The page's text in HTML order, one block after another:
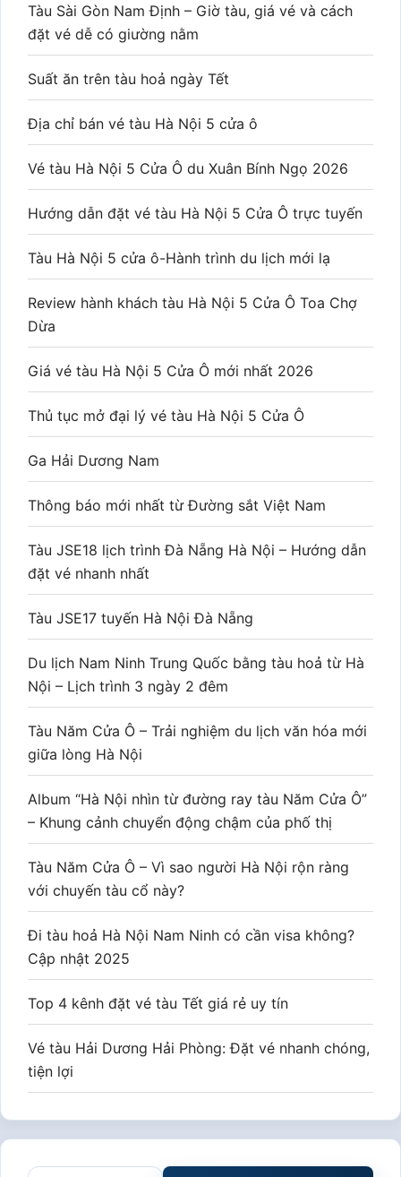
Tàu Sài Gòn Nam Định – Giờ tàu, giá vé và cách
đặt vé dễ có giường nằm
Suất ăn trên tàu hoả ngày Tết
Địa chỉ bán vé tàu Hà Nội 5 cửa ô
Vé tàu Hà Nội 5 Cửa Ô du Xuân Bính Ngọ 2026
Hướng dẫn đặt vé tàu Hà Nội 5 Cửa Ô trực tuyến
Tàu Hà Nội 5 cửa ô-Hành trình du lịch mới lạ
Review hành khách tàu Hà Nội 5 Cửa Ô Toa Chợ
Dừa
Giá vé tàu Hà Nội 5 Cửa Ô mới nhất 2026
Thủ tục mở đại lý vé tàu Hà Nội 5 Cửa Ô
Ga Hải Dương Nam
Thông báo mới nhất từ Đường sắt Việt Nam
Tàu JSE18 lịch trình Đà Nẵng Hà Nội – Hướng dẫn
đặt vé nhanh nhất
Tàu JSE17 tuyến Hà Nội Đà Nẵng
Du lịch Nam Ninh Trung Quốc bằng tàu hoả từ Hà
Nội – Lịch trình 3 ngày 2 đêm
Tàu Năm Cửa Ô – Trải nghiệm du lịch văn hóa mới
giữa lòng Hà Nội
Album “Hà Nội nhìn từ đường ray tàu Năm Cửa Ô”
– Khung cảnh chuyển động chậm của phố thị
Tàu Năm Cửa Ô – Vì sao người Hà Nội rộn ràng
với chuyến tàu cổ này?
Đi tàu hoả Hà Nội Nam Ninh có cần visa không?
Cập nhật 2025
Top 4 kênh đặt vé tàu Tết giá rẻ uy tín
Vé tàu Hải Dương Hải Phòng: Đặt vé nhanh chóng,
tiện lợi